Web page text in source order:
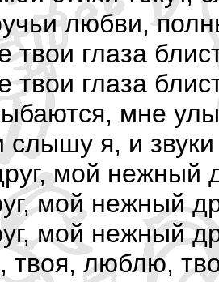
любви,
твои глаза
твои глаза
мне
слышу я, и
мой
мой нежный
мой нежный
люблю,